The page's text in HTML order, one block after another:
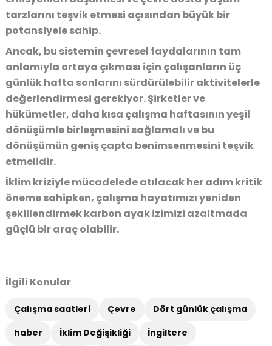
tarzlarını teşvik etmesi açısından büyük bir
potansiyele sahip.
Ancak, bu sistemin çevresel faydalarının tam
anlamıyla ortaya çıkması için çalışanların üç
günlük hafta sonlarını sürdürülebilir aktivitelerle
değerlendirmesi gerekiyor. Şirketler ve
hükümetler, daha kısa çalışma haftasının yeşil
dönüşümle birleşmesini sağlamalıve bu
dönüşümün geniş çapta benimsenmesini teşvik
etmelidir.
İklim kriziyle mücadelede atılacak her adım kritik
öneme sahipken, çalışma hayatımızı yeniden
şekillendirmek karbon ayak izimizi azaltmada
güçlü bir araç olabilir.
İlgili Konular
Çalışma saatleri Çevre
Dört günlük çalışma
haber
İklim Değişikliği
İngiltere